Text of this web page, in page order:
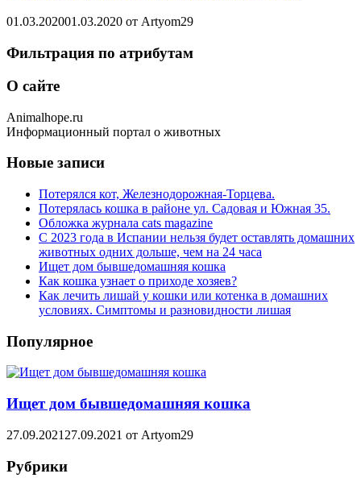
01.03.202001.03.2020 от Artyom29
Фильтрация по атрибутам
О сайте
Animalhope.ru
Информационный портал о животных
Новые записи
Потерялся кот, Железнодорожная-Торцева.
Потерялась кошка в районе ул. Садовая и Южная 35.
Обложка журнала cats magazine
С 2023 года в Испании нельзя будет оставлять домашних
животных одних дольше, чем на 24 часа
Ищет дом бывшедомашняя кошка
Как кошка узнает о приходе хозяев?
Как лечить лишай у кошки или котенка в домашних
условиях. Симптомы и разновидности лишая
Популярное
Ищет дом бывшедомашняя кошка
27.09.2021 27.09.2021 от Artyom29
Рубрики